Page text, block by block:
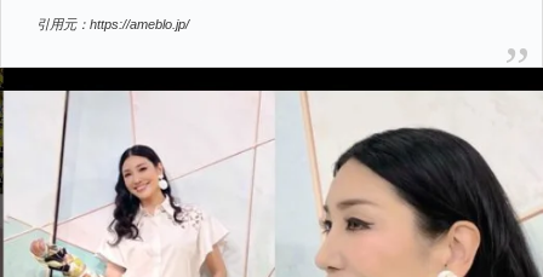
引用元：https://ameblo.jp/